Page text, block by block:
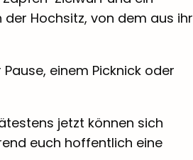
Hochsitz, von dem aus ihr
einem Picknick oder
jetzt können sich
euch hoffentlich eine